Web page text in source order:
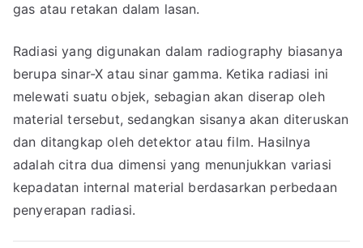
gas atau retakan dalam lasan.
Radiasi yang digunakan dalam radiography biasanya
berupa sinar-X atau sinar gamma. Ketika radiasi ini
melewati suatu objek, sebagian akan diserap oleh
material tersebut, sedangkan sisanya akan diteruskan
dan ditangkap oleh detektor atau film. Hasilnya
adalah citra dua dimensi yang menunjukkan variasi
kepadatan internal material berdasarkan perbedaan
penyerapan radiasi.